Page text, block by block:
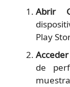
Abrir
Play
de